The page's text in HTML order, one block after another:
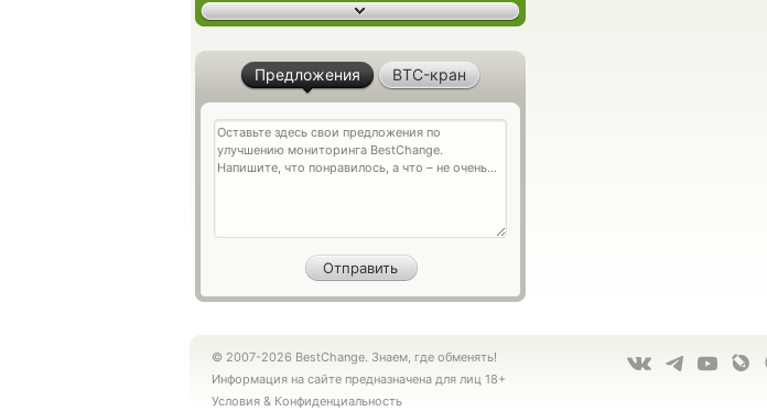
Предложения BTC-кран
© 2007-2026 BestChange. Знаем, где обменять!
Информация на сайте предназначена для лиц 18+
Условия & Конфиденциальность